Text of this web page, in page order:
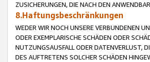
ZUSICHERUNGEN, DIE NACH DEN
8.Haftungsbeschränkungen
WEDER WIR NOCH UNSERE VERBUNDENEN
ODER EXEMPLARISCHE SCHÄDEN ODER
NUTZUNGSAUSFALL ODER DATENVERLUST,
DES AUFTRETENS SOLCHER SCHÄDEN